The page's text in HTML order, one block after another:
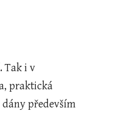
Tak i v
praktická
především